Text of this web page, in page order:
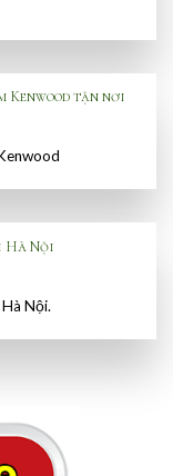
Kenwood tận nơi
Hà Nội
Nội.